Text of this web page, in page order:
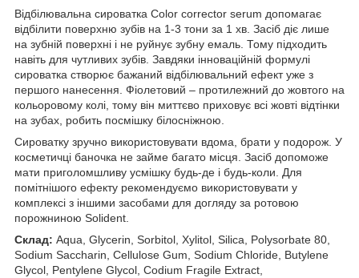
Відбілювальна сироватка Color corrector serum допомагає
відбілити поверхню зубів на 1-3 тони за 1 хв. Засіб діє лише
на зубній поверхні і не руйнує зубну емаль. Тому підходить
навіть для чутливих зубів. Завдяки інноваційній формулі
сироватка створює бажаний відбілювальний ефект уже з
першого нанесення. Фіолетовий – протилежний до жовтого на
кольоровому колі, тому він миттєво приховує всі жовті відтінки
на зубах, робить посмішку білосніжною.
Сироватку зручно використовувати вдома, брати у подорож. У
косметичці баночка не займе багато місця. Засіб допоможе
мати приголомшливу усмішку будь-де і будь-коли. Для
помітнішого ефекту рекомендуємо використовувати у
комплексі з іншими засобами для догляду за ротовою
порожниною Solident.
Склад: Aqua, Glycerin, Sorbitol, Xylitol, Silica, Polysorbate 80,
Sodium Saccharin, Cellulose Gum, Sodium Chloride, Butylene
Glycol, Pentylene Glycol, Codium Fragile Extract,